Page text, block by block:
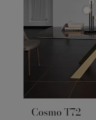
Cosmo T72